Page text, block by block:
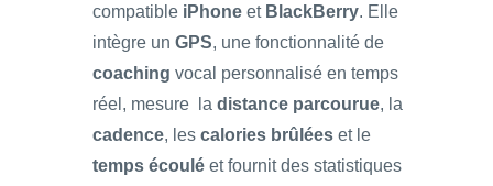
compatible iPhone et BlackBerry. Elle
intègre un GPS, une fonctionnalité de
coaching vocal personnalisé en temps
réel, mesure la distance parcourue, la
cadence, les calories brûlées et le
temps écoulé et fournit des statistiques